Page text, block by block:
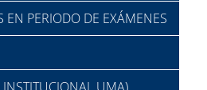
EN PERIODO DE EXÁMENES